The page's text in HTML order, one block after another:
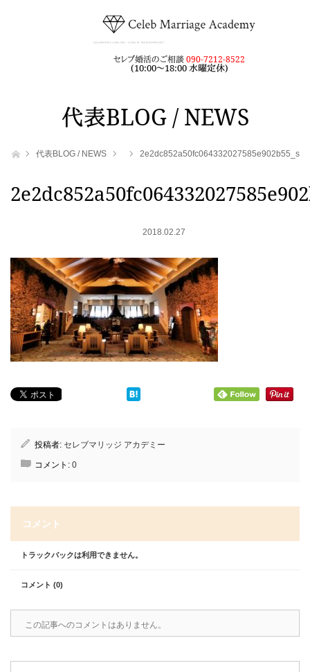
セレブ婚活のご相談090-7212-8522
(10:00～18:00 水曜定休)
代表BLOG / NEWS
ホーム代表BLOG / NEWS 2e2dc852a50fc064332027585e902b55_s
2018.02.27
投稿者: セレブマリッジ アカデミー
コメント: 0
コメント
トラックバックは利用できません。
コメント (0)
この記事へのコメントはありません。